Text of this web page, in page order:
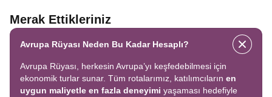
Merak Ettikleriniz
Avrupa Rüyası Neden Bu Kadar Hesaplı?
Avrupa Rüyası, herkesin Avrupa’yı keşfedebilmesi için
ekonomik turlar sunar. Tüm rotalarımız, katılımcıların en
uygun maliyetle en fazla deneyimi yaşaması hedefiyle